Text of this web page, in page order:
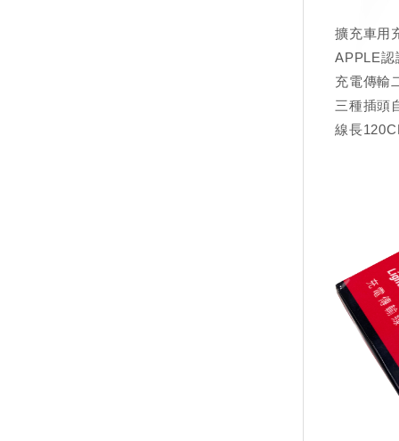
擴充車用
APPLE認
充電傳輸
三種插頭
線長